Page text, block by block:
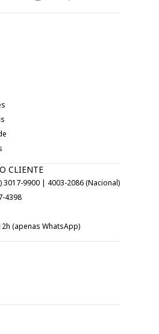
CLIENTE
3017-9900 | 4003-2086 (Nacional)
4398
(apenas WhatsApp)